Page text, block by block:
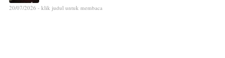
20/07/2026 - klik judul untuk membaca